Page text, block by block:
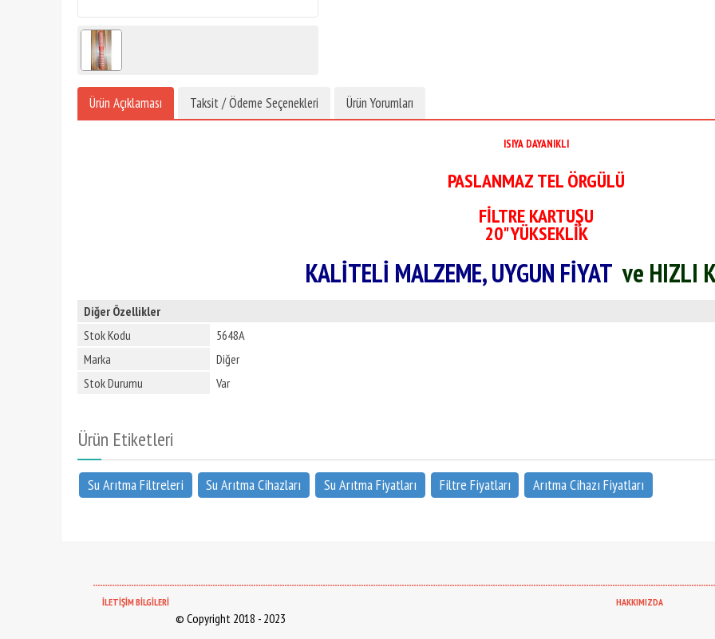
Ürün Açıklaması Taksit / Ödeme Seçenekleri Ürün Yorumları
ISIYA DAYANIKLI
PASLANMAZ TEL ÖRGÜLÜ
FİLTRE KARTUŞU
20" YÜKSEKLİK
KALİTELİ MALZEME, UYGUN FİYAT ve HIZLI
Diğer Özellikler
Stok Kodu
5648A
Marka
Diğer
Stok Durumu
Var
Ürün Etiketleri
Su Arıtma Filtreleri Su Arıtma Cihazları Su Arıtma Fiyatları Filtre Fiyatları Arıtma Cihazı Fiyatları
İLETİŞİM BİLGİLERİ
HAKKIMIZDA
© Copyright 2018 - 2023